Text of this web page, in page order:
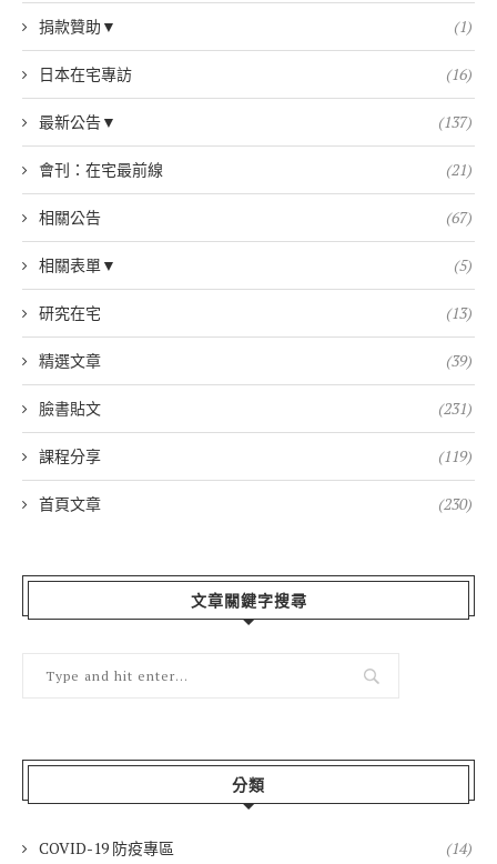
捐款贊助▼ (1)
日本在宅專訪 (16)
最新公告▼ (137)
會刊：在宅最前線 (21)
相關公告 (67)
相關表單▼ (5)
研究在宅 (13)
精選文章 (39)
臉書貼文 (231)
課程分享 (119)
首頁文章 (230)
文章關鍵字搜尋
分類
COVID-19 防疫專區 (14)